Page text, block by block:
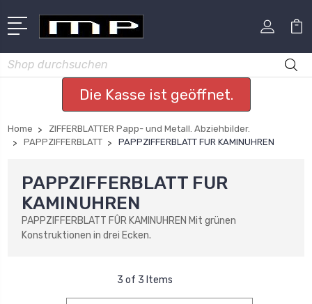
Suchen
Die Kasse ist geöffnet.
Home
ZIFFERBLATTER Papp- und Metall. Abziehbilder.
PAPPZIFFERBLATT
PAPPZIFFERBLATT FUR KAMINUHREN
PAPPZIFFERBLATT FUR
KAMINUHREN
PAPPZIFFERBLATT FÛR KAMINUHREN Mit grünen
Konstruktionen in drei Ecken.
3 of 3 Items